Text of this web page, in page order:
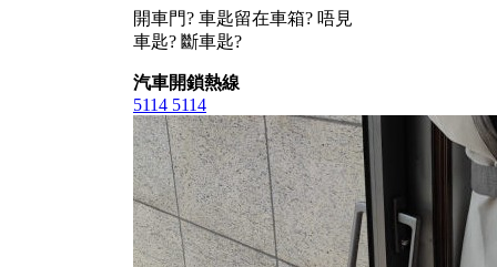
開車門? 車匙留在車箱? 唔見
車匙? 斷車匙?
汽車開鎖熱線
5114 5114